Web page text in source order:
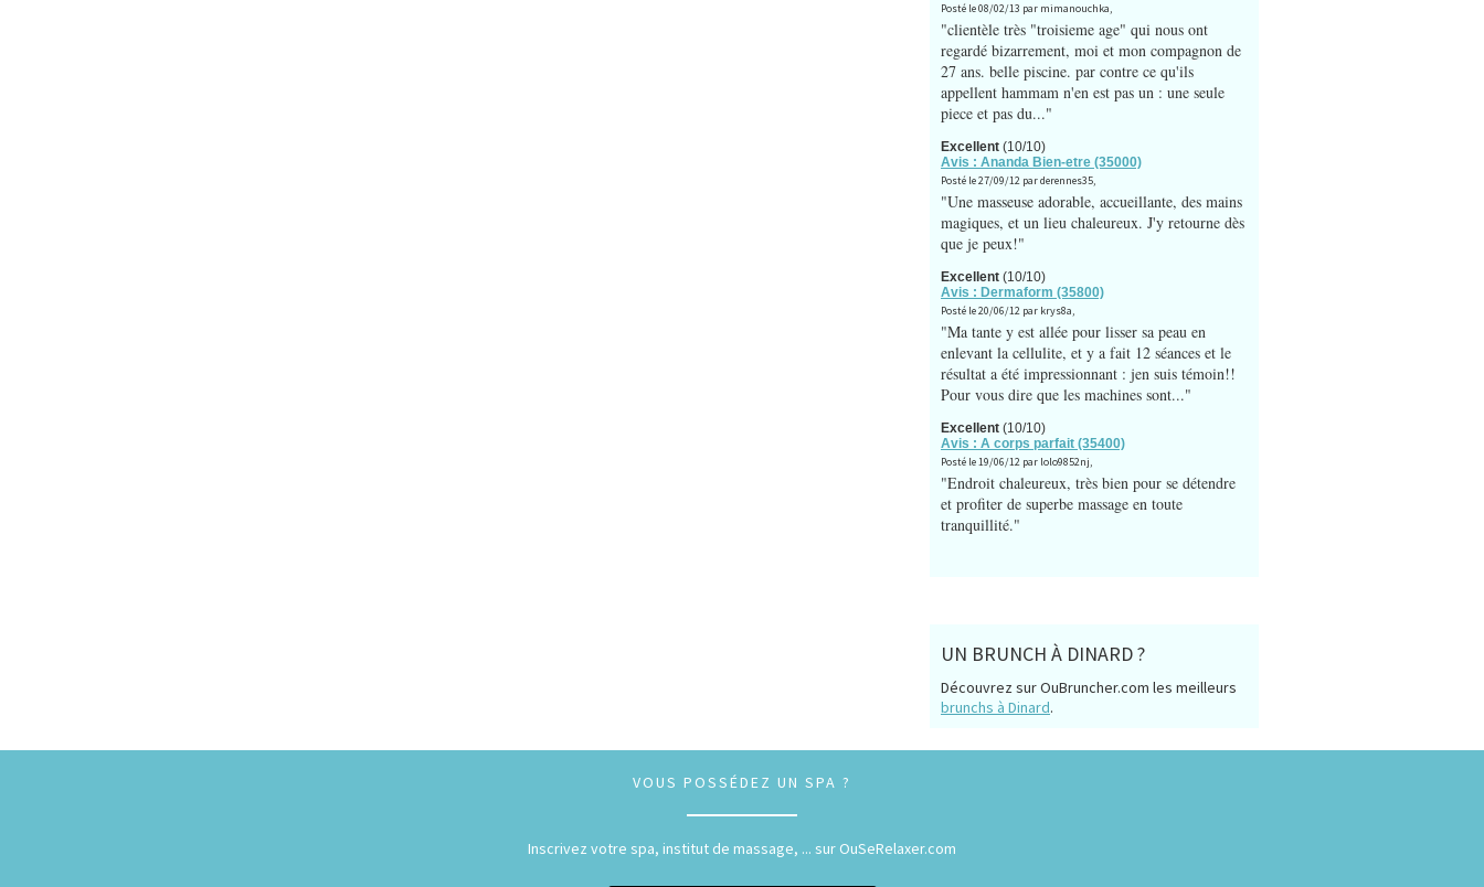
Posté le 08/02/13 par mimanouchka,
"clientèle très "troisieme age" qui nous ont
regardé bizarrement, moi et mon compagnon de
27 ans. belle piscine. par contre ce qu'ils
appellent hammam n'en est pas un : une seule
piece et pas du..."
Excellent (10/10)
Avis : Ananda Bien-etre (35000)
Posté le 27/09/12 par derennes35,
"Une masseuse adorable, accueillante, des mains
magiques, et un lieu chaleureux. J'y retourne dès
que je peux!"
Excellent (10/10)
Avis : Dermaform (35800)
Posté le 20/06/12 par krys8a,
"Ma tante y est allée pour lisser sa peau en
enlevant la cellulite, et y a fait 12 séances et le
résultat a été impressionnant : jen suis témoin!!
Pour vous dire que les machines sont..."
Excellent (10/10)
Avis : A corps parfait (35400)
Posté le 19/06/12 par lolo9852nj,
"Endroit chaleureux, très bien pour se détendre
et profiter de superbe massage en toute
tranquillité."
UN BRUNCH À DINARD ?
Découvrez sur OuBruncher.com les meilleurs
brunchs à Dinard.
VOUS POSSÉDEZ UN SPA ?
Inscrivez votre spa, institut de massage, ... sur OuSeRelaxer.com